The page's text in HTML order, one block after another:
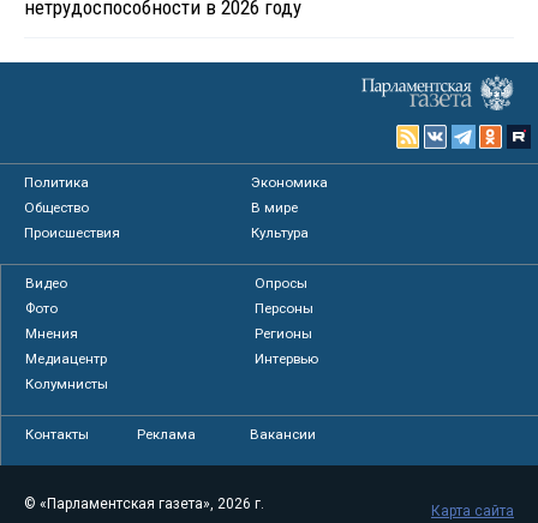
нетрудоспособности в 2026 году
Политика
Экономика
Общество
В мире
Происшествия
Культура
Видео
Опросы
Фото
Персоны
Мнения
Регионы
Медиацентр
Интервью
Колумнисты
Контакты Реклама Вакансии
© «Парламентская газета», 2026 г.
Карта сайта